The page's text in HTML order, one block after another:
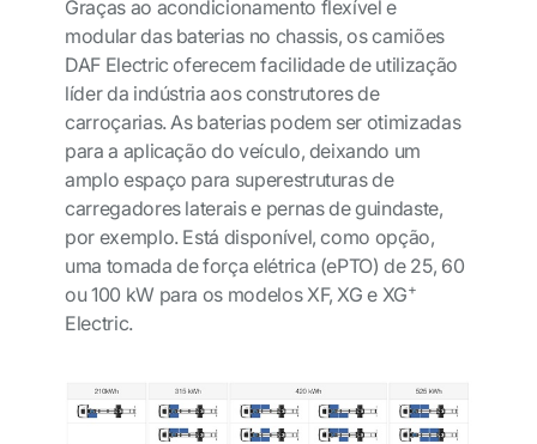
Graças ao acondicionamento flexível e
modular das baterias no chassis, os camiões
DAF Electric oferecem facilidade de utilização
líder da indústria aos construtores de
carroçarias. As baterias podem ser otimizadas
para a aplicação do veículo, deixando um
amplo espaço para superestruturas de
carregadores laterais e pernas de guindaste,
por exemplo. Está disponível, como opção,
uma tomada de força elétrica (ePTO) de 25, 60
ou 100 kW para os modelos XF, XG e XG+
Electric.